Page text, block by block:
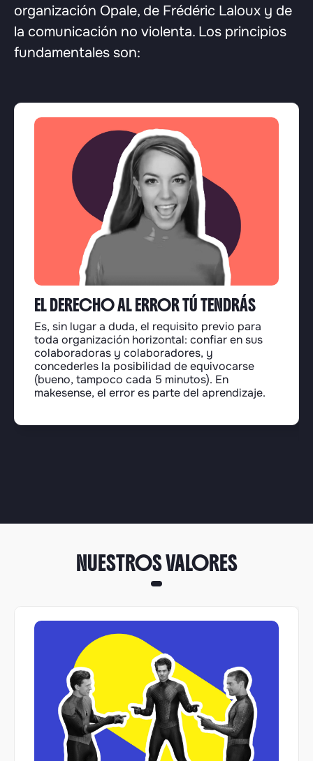
organización Opale, de Frédéric Laloux y de
la comunicación no violenta. Los principios
fundamentales son:
EL DERECHO AL ERROR TÚ TENDRÁS
Es, sin lugar a duda, el requisito previo para
toda organización horizontal: confiar en sus
colaboradoras y colaboradores, y
concederles la posibilidad de equivocarse
(bueno, tampoco cada 5 minutos). En
makesense, el error es parte del aprendizaje.
NUESTROS VALORES